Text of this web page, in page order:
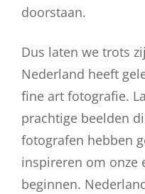
doorstaan.
Dus laten we trots
Nederland heeft
fine art fotografie.
prachtige beelden
fotografen hebben
inspireren om onze
beginnen.